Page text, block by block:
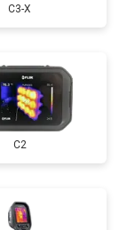
С3-Х
C2